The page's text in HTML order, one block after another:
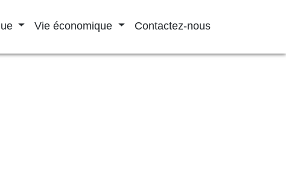
Vie économique Contactez-nous